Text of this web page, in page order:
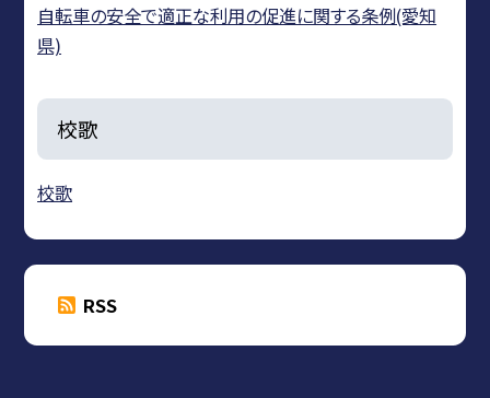
自転車の安全で適正な利用の促進に関する条例(愛知
県)
校歌
校歌
RSS